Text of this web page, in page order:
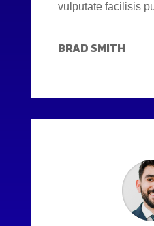
vulputate facilisis
BRAD SMITH